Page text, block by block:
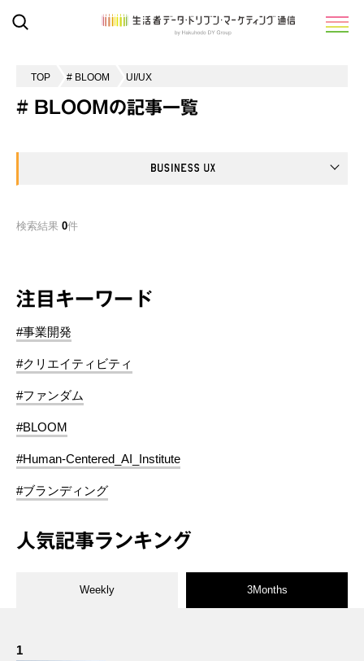
TOP # BLOOM UI/UX
# BLOOMの記事一覧
検索結果 0件
注目キーワード
#事業開発
#クリエイティビティ
#ファンダム
#BLOOM
#Human-Centered_AI_Institute
#ブランディング
人気記事ランキング
Weekly 3Months
1